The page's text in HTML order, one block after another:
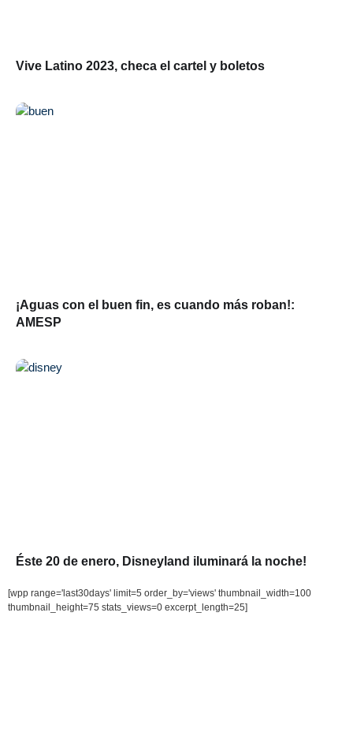
Vive Latino 2023, checa el cartel y boletos
¡Aguas con el buen fin, es cuando más roban!:
AMESP
Éste 20 de enero, Disneyland iluminará la noche!
[wpp range='last30days' limit=5 order_by='views' thumbnail_width=100
thumbnail_height=75 stats_views=0 excerpt_length=25]